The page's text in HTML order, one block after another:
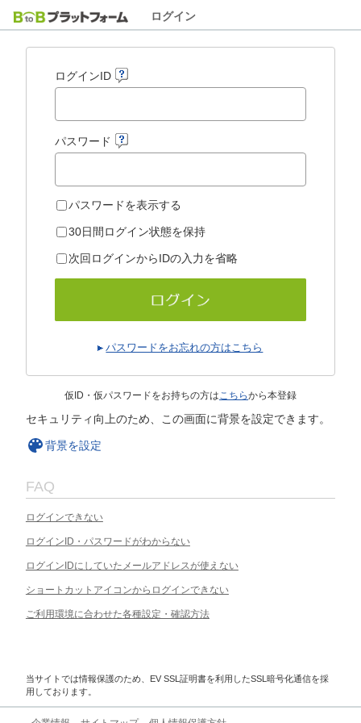
ログイン
ログインID
パスワード
パスワードを表示する
30日間ログイン状態を保持
次回ログインからIDの入力を省略
パスワードをお忘れの方はこちら
仮ID・仮パスワードをお持ちの方はこちらから本登録
セキュリティ向上のため、この画面に背景を設定できます。
背景を設定
FAQ
ログインできない
ログインID・パスワードがわからない
ログインIDにしていたメールアドレスが使えない
ショートカットアイコンからログインできない
ご利用環境に合わせた各種設定・確認方法
当サイトでは情報保護のため、EV SSL証明書を利用したSSL暗号化通信を採
用しております。